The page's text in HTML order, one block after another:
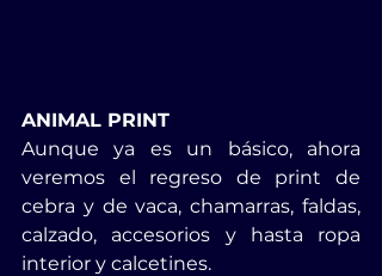
ANIMAL PRINT
Aunque ya es un básico, ahora
veremos el regreso de print de
cebra y de vaca, chamarras, faldas,
calzado, accesorios y hasta ropa
interior y calcetines.